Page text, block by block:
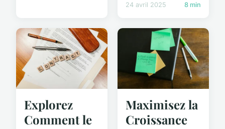
24 avril 2025 8 min
Explorez
Comment le
Maximisez la
Croissance